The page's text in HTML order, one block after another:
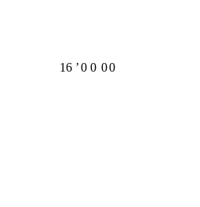
16 ʼ0 0 00